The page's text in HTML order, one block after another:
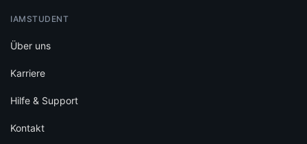
IAMSTUDENT
Über uns
Karriere
Hilfe & Support
Kontakt